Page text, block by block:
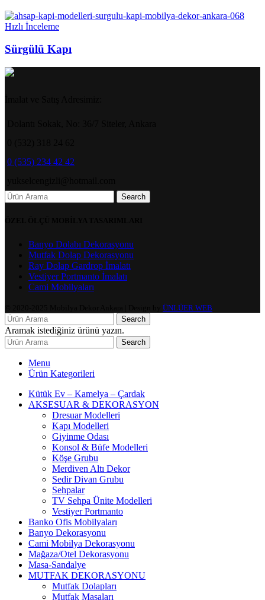
Hızlı İnceleme
Sürgülü Kapı
0 (535) 234 42 42
Search
Banyo Dolabı Dekorasyonu
Mutfak Dolap Dekorasyonu
Ray Dolap Gardrop İmalatı
Vestiyer Portmanto İmalatı
Cami Mobilyaları
ÜNLÜER WEB
Search
Aramak istediğiniz ürünü yazın.
Search
Menu
Ürün Kategorileri
Kütük Ev – Kamelya – Çardak
AKSESUAR & DEKORASYON
Dresuar Modelleri
Kapı Modelleri
Giyinme Odası
Konsol & Büfe Modelleri
Köşe Grubu
Merdiven Altı Dekor
Sedir Divan Grubu
Sehpalar
TV Sehpa Ünite Modelleri
Vestiyer Portmanto
Banko Ofis Mobilyaları
Banyo Dekorasyonu
Cami Mobilya Dekorasyonu
Mağaza/Otel Dekorasyonu
Masa-Sandalye
MUTFAK DEKORASYONU
Mutfak Dolapları
Mutfak Masaları